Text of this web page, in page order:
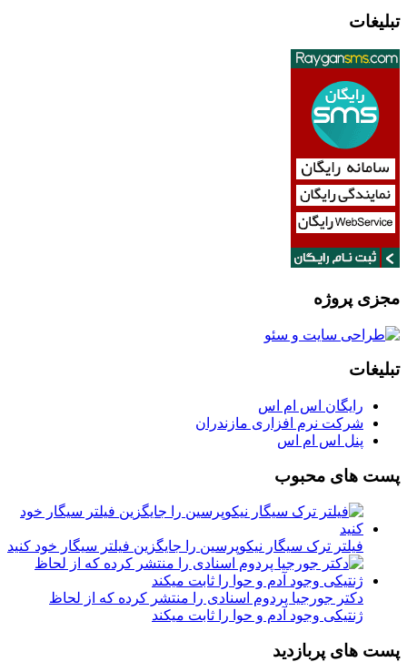
تبلیغات
مجزی پروژه
تبلیغات
رایگان اس ام اس
شرکت نرم افزاری مازندران
پنل اس ام اس
پست های محبوب
فیلتر ترک سیگار نیکوپرسین را جایگزین فیلتر سیگار خود کنید
دکتر جورجیا پردوم اسنادی را منتشر کرده که از لحاظ
ژنتیکی وجود آدم و حوا را ثابت میکند
پست های پربازدید